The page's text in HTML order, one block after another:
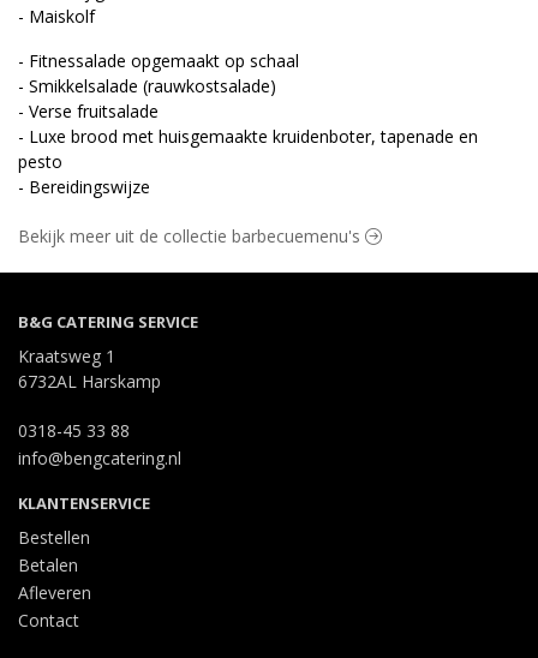
- Maiskolf
- Fitnessalade opgemaakt op schaal
- Smikkelsalade (rauwkostsalade)
- Verse fruitsalade
- Luxe brood met huisgemaakte kruidenboter, tapenade en
pesto
- Bereidingswijze
Bekijk meer uit de collectie barbecuemenu's
B&G CATERING SERVICE
Kraatsweg 1
6732AL Harskamp
0318-45 33 88
info@bengcatering.nl
KLANTENSERVICE
Bestellen
Betalen
Afleveren
Contact